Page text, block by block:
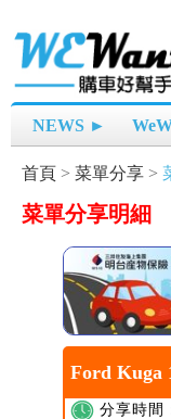
NEWS ►
首頁 > 菜單分享 >
菜單分享明細
Ford Kuga
分享時間